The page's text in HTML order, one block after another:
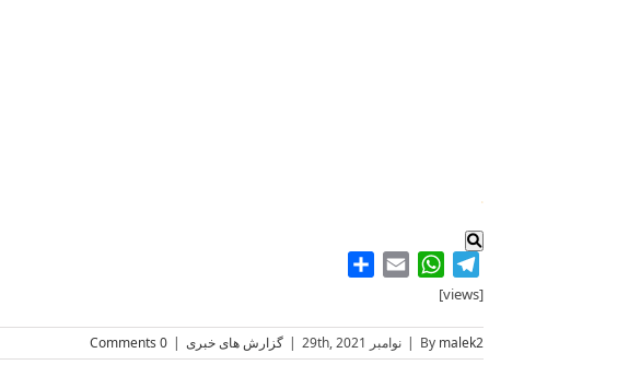
.
Telegram
WhatsApp
Email
[views]
By malek2
| نوامبر 29th, 2021 | گزارش های خبری |
0 Comments